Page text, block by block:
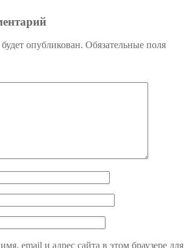
опубликован. Обязательные поля
email и адрес сайта в этом браузере для